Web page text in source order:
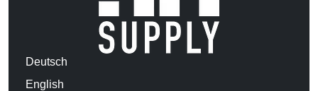
Deutsch
English